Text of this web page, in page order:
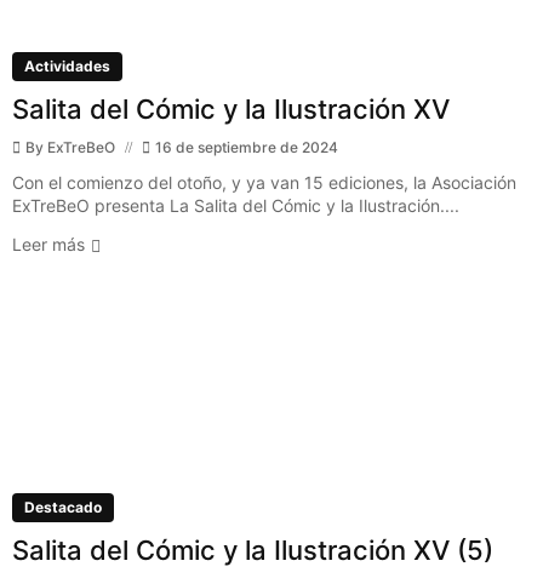
Actividades
Salita del Cómic y la Ilustración XV
By ExTreBeO 16 de septiembre de 2024
Con el comienzo del otoño, y ya van 15 ediciones, la Asociación
ExTreBeO presenta La Salita del Cómic y la Ilustración....
Leer más
Destacado
Salita del Cómic y la Ilustración XV (5)